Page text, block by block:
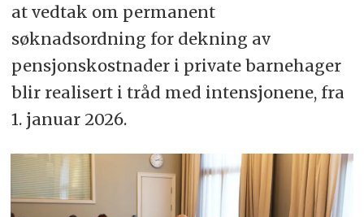
at vedtak om permanent
søknadsordning for dekning av
pensjonskostnader i private barnehager
blir realisert i tråd med intensjonene, fra
1. januar 2026.